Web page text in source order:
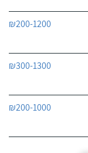
₪200-1200
₪300-1300
₪200-1000